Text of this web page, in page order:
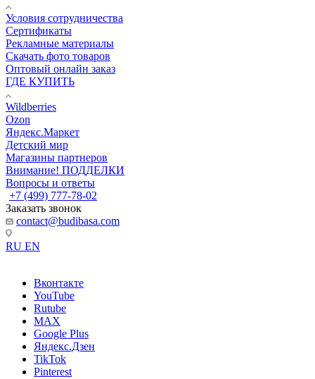
Условия сотрудничества
Сертификаты
Рекламные материалы
Скачать фото товаров
Оптовый онлайн заказ
ГДЕ КУПИТЬ
Wildberries
Ozon
Яндекс.Маркет
Детский мир
Магазины партнеров
Внимание! ПОДДЕЛКИ
Вопросы и ответы
+7 (499) 777-78-02
Заказать звонок
contact@budibasa.com
RU EN
Вконтакте
YouTube
Rutube
MAX
Google Plus
Яндекс.Дзен
TikTok
Pinterest